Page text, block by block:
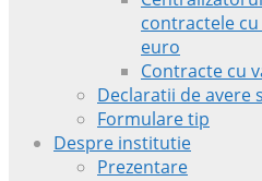
contractele
euro
Contracte cu
Declaratii de avere
Formulare tip
Despre institutie
Prezentare